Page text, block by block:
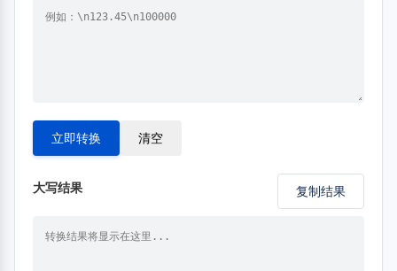
立即转换 清空
大写结果 复制结果